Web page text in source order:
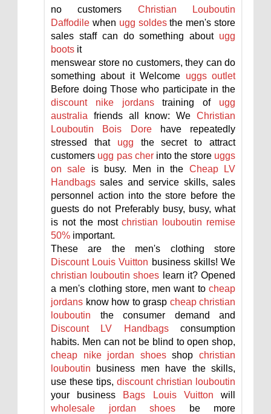
no customers Christian Louboutin
Daffodile when ugg soldesthe men's store
sales staff can do something about ugg
boots it
menswear store no customers, they can do
something about it Welcome uggs outlet
Before doing Those who participate in the
discount nike jordanstraining of ugg
australia friends all know: We Christian
Louboutin Bois Dorehave repeatedly
stressed that ugg the secret to attract
customers ugg pas cherinto the store uggs
on sale is busy. Men in the Cheap LV
Handbags sales and service skills, sales
personnel action into the store before the
guests do not Preferably busy, busy, what
is not the mostchristian louboutin remise
50% important.
These are the men's clothing store
Discount Louis Vuitton business skills! We
christian louboutin shoes learn it? Opened
a men's clothing store, men want to cheap
jordans know how to grasp cheap christian
louboutin the consumer demand and
Discount LV Handbagsconsumption
habits. Men can not be blind to open shop,
cheap nike jordan shoesshopchristian
louboutin business men have the skills,
use these tips, discount christian louboutin
your business Bags Louis Vuitton will
wholesale jordan shoes be more